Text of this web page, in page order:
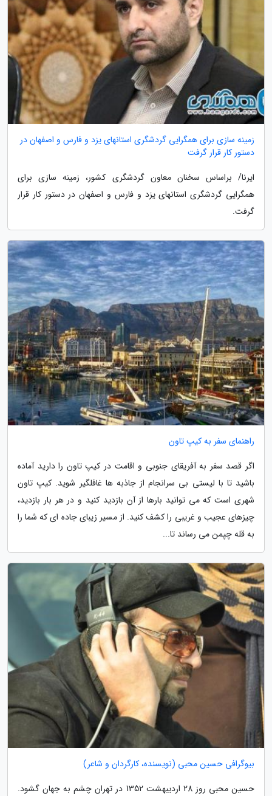
زمینه سازی برای همگرایی گردشگری استانهای یزد و فارس و اصفهان در
دستور کار قرار گرفت
ایرنا/ براساس سخنان معاون گردشگری کشور، زمینه سازی برای
همگرایی گردشگری استانهای یزد و فارس و اصفهان در دستور کار قرار
گرفت.
راهنمای سفر به کیپ تاون
اگر قصد سفر به آفریقای جنوبی و اقامت در کیپ تاون را دارید آماده
باشید تا با لیستی بی سرانجام از جاذبه ها غافلگیر شوید. کیپ تاون
شهری است که می توانید بارها از آن بازدید کنید و در هر بار بازدید،
چیزهای عجیب و غریبی را کشف کنید. از مسیر زیبای جاده ای که شما را
به قله چپمن می رساند تا...
بیوگرافی حسین محبی (نویسنده، کارگردان و شاعر)
حسین محبی روز 28 اردیبهشت 1352 در تهران چشم به جهان گشود.